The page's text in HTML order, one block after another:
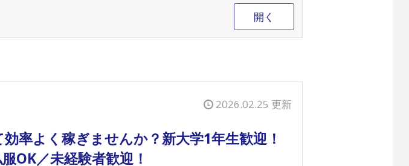
開く
2026.02.25 更新
率よく稼ぎませんか？新大学1年生歓迎！
OK／未経験者歓迎！